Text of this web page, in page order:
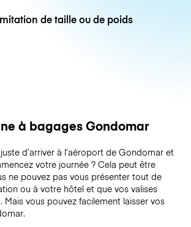
de taille ou de poids
à bagages Gondomar
d’arriver à l’aéroport de Gondomar et
votre journée ? Cela peut être
ne pouvez pas vous présenter tout de
ou à votre hôtel et que vos valises
Mais vous pouvez facilement laisser vos